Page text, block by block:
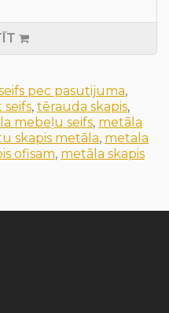
pec pasutijuma,
seifs, tērauda skapis,
mebeļu seifs, metāla
skapis metāla, metala
ofisam, metāla skapis